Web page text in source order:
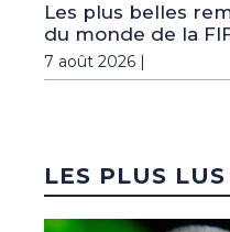
Les plus belles
du monde de la
7 août 2026 |
LES PLUS